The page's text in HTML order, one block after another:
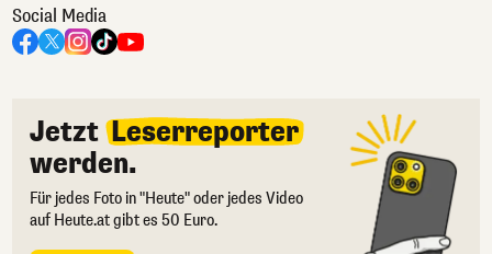
Social Media
Jetzt Leserreporter
werden.
Für jedes Foto in "Heute" oder jedes Video
auf Heute.at gibt es 50 Euro.